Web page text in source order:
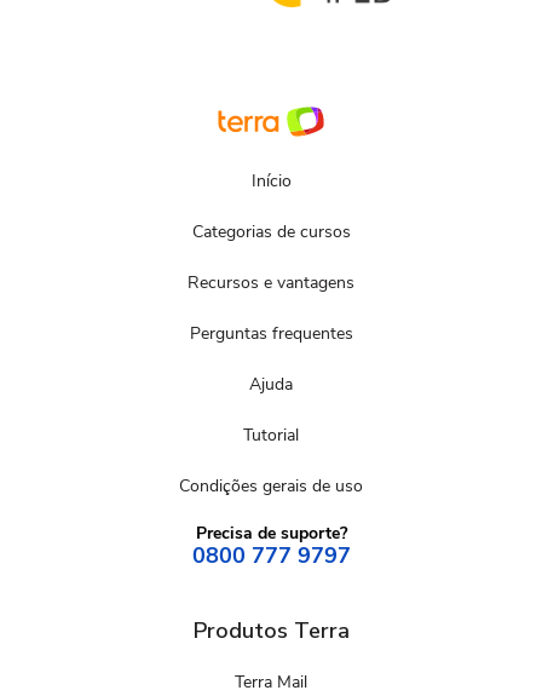
Início
Categorias de cursos
Recursos e vantagens
Perguntas frequentes
Ajuda
Tutorial
Condições gerais de uso
Precisa de suporte?
0800 777 9797
Produtos Terra
Terra Mail